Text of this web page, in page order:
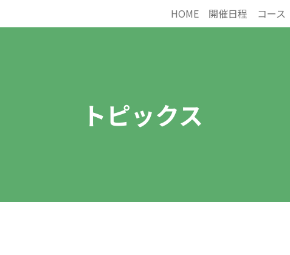
HOME 開催日程 コース
トピックス